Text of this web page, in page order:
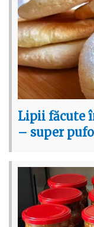
Lipii făcute
– super